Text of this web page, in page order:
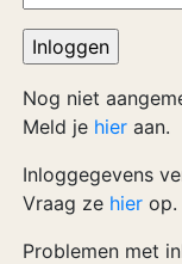
Nog niet
Meld je hier aan.
Inloggegevens
Vraag ze hier op.
Problemen met